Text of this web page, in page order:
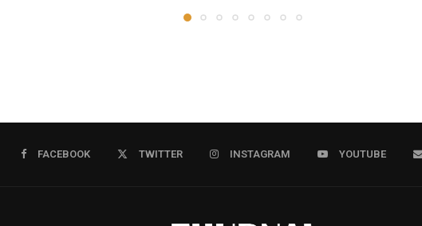
FACEBOOK TWITTER INSTAGRAM YOUTUBE